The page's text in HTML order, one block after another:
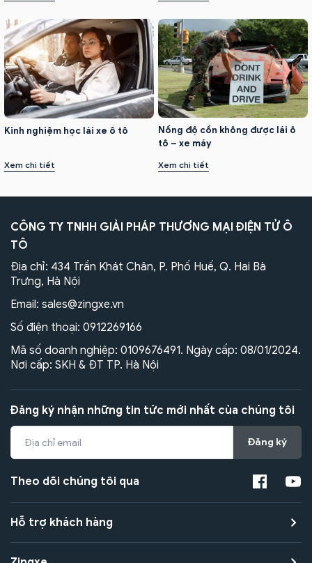
Kinh nghiệm học lái xe ô tô
Xem chi tiết
Nồng độ cồn không được lái ô
tô – xe máy
Xem chi tiết
CÔNG TY TNHH GIẢI PHÁP THƯƠNG MẠI ĐIỆN TỬ Ô
TÔ
Địa chỉ: 434 Trần Khát Chân, P. Phố Huế, Q. Hai Bà
Trưng, Hà Nội
Email: sales@zingxe.vn
Số điện thoại: 0912269166
Mã số doanh nghiệp: 0109676491. Ngày cấp: 08/01/2024.
Nơi cấp: SKH & ĐT TP. Hà Nội
Đăng ký nhận những tin tức mới nhất của chúng tôi
Đăng ký
Theo dõi chúng tôi qua
Hỗ trợ khách hàng